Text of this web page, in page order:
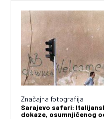
Značajna fotografija
Sarajevo safari:
dokaze, osumnjičenog